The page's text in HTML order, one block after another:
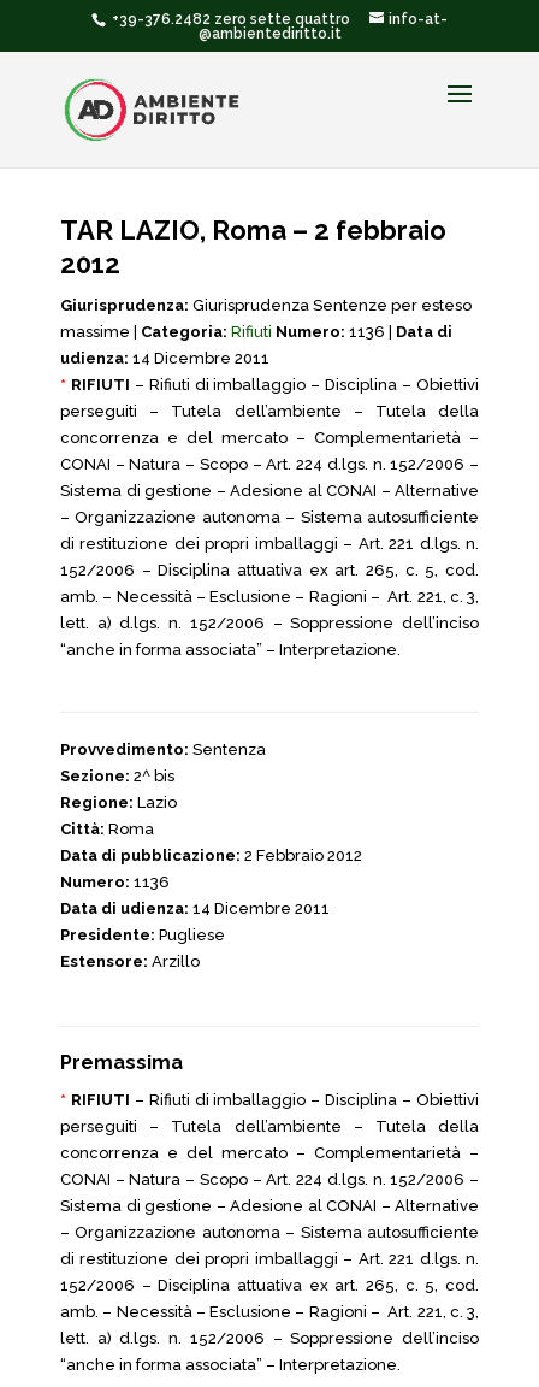
+39-376.2482 zero sette quattro
info-at-
@ambientediritto.it
TAR LAZIO, Roma – 2 febbraio
2012
Giurisprudenza: Giurisprudenza Sentenze per esteso
massime | Categoria: Rifiuti Numero: 1136 | Data di
udienza: 14 Dicembre 2011
* RIFIUTI – Rifiuti di imballaggio – Disciplina – Obiettivi
perseguiti – Tutela dell’ambiente – Tutela della
concorrenza e del mercato – Complementarietà –
CONAI – Natura – Scopo – Art. 224 d.lgs. n. 152/2006 –
Sistema di gestione – Adesione al CONAI – Alternative
– Organizzazione autonoma – Sistema autosufficiente
di restituzione dei propri imballaggi – Art. 221 d.lgs. n.
152/2006 – Disciplina attuativa ex art. 265, c. 5, cod.
amb. – Necessità – Esclusione – Ragioni – Art. 221, c. 3,
lett. a) d.lgs. n. 152/2006 – Soppressione dell’inciso
“anche in forma associata” – Interpretazione.
Provvedimento: Sentenza
Sezione: 2^ bis
Regione: Lazio
Città: Roma
Data di pubblicazione: 2 Febbraio 2012
Numero: 1136
Data di udienza: 14 Dicembre 2011
Presidente: Pugliese
Estensore: Arzillo
Premassima
* RIFIUTI – Rifiuti di imballaggio – Disciplina – Obiettivi
perseguiti – Tutela dell’ambiente – Tutela della
concorrenza e del mercato – Complementarietà –
CONAI – Natura – Scopo – Art. 224 d.lgs. n. 152/2006 –
Sistema di gestione – Adesione al CONAI – Alternative
– Organizzazione autonoma – Sistema autosufficiente
di restituzione dei propri imballaggi – Art. 221 d.lgs. n.
152/2006 – Disciplina attuativa ex art. 265, c. 5, cod.
amb. – Necessità – Esclusione – Ragioni – Art. 221, c. 3,
lett. a) d.lgs. n. 152/2006 – Soppressione dell’inciso
“anche in forma associata” – Interpretazione.